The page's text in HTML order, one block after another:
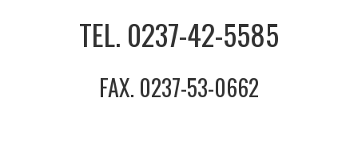
TEL. 0237-42-5585
FAX. 0237-53-0662